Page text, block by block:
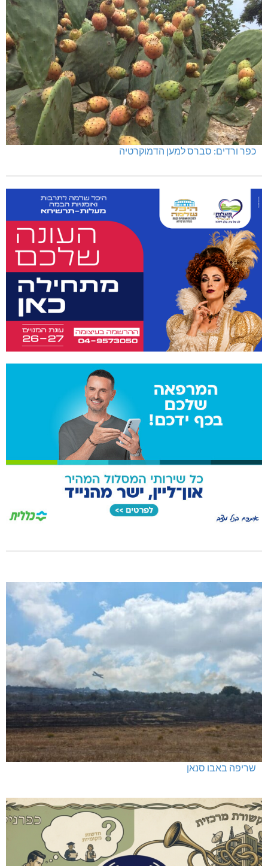
כפר ורדים: סברס למען הדמוקרטיה
שריפה באבו סנאן